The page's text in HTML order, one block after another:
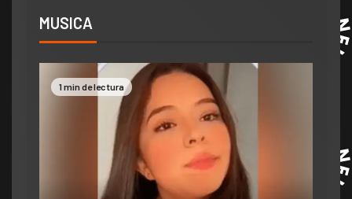
MUSICA
1 min de lectura